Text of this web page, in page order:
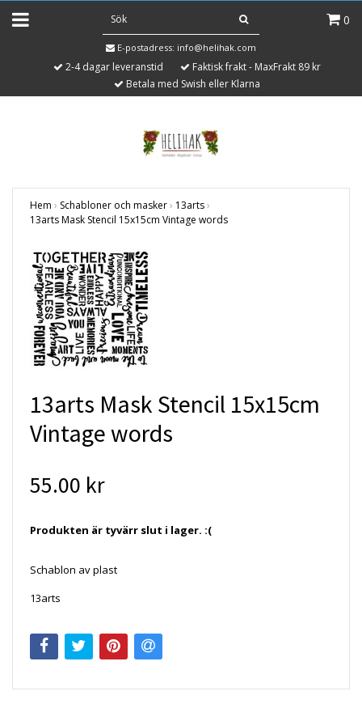
0
E-postadress: info@helihak.com
2-4 dagar leveranstid
Faktisk frakt - MaxFrakt 89 kr
Betala med Swish eller Klarna
Hem › Schabloner och masker› 13arts›
13arts Mask Stencil 15x15cm Vintage words
13arts Mask Stencil 15x15cm
Vintage words
55.00 kr
Produkten är tyvärr slut i lager. :(
Schablon av plast
13arts